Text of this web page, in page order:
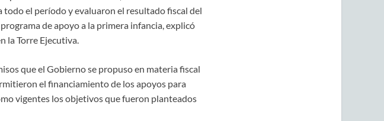
el período y evaluaron el resultado fiscal del
de apoyo a la primera infancia, explicó
la Torre Ejecutiva.
que el Gobierno se propuso en materia fiscal
el financiamiento de los apoyos para
vigentes los objetivos que fueron planteados